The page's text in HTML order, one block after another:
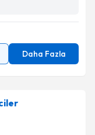
Daha Fazla